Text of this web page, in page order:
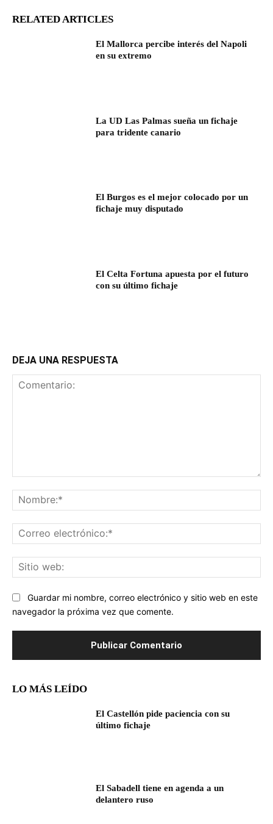
RELATED ARTICLES
El Mallorca percibe interés del Napoli
en su extremo
La UD Las Palmas sueña un fichaje
para tridente canario
El Burgos es el mejor colocado por un
fichaje muy disputado
El Celta Fortuna apuesta por el futuro
con su último fichaje
DEJA UNA RESPUESTA
Guardar mi nombre, correo electrónico y sitio web en este
navegador la próxima vez que comente.
LO MÁS LEÍDO
El Castellón pide paciencia con su
último fichaje
El Sabadell tiene en agenda a un
delantero ruso